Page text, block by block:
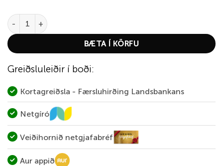
Barnes 30 cal - 150gr. TTSX BT quantity
BÆTA Í KÖRFU
Greiðsluleiðir í boði:
Kortagreiðsla - Færsluhirðing Landsbankans
Netgíró
Veiðihornið netgjafabréf
Aur appið